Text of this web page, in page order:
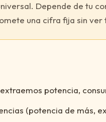
Depende de tu
una cifra fija sin
potencia,
(potencia de más,